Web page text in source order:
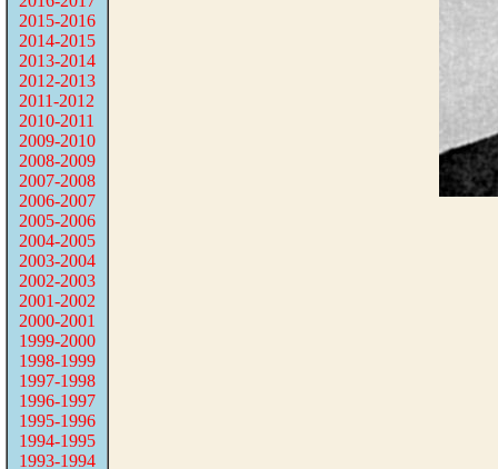
2015-2016
2014-2015
2013-2014
2012-2013
2011-2012
2010-2011
2009-2010
2008-2009
2007-2008
2006-2007
2005-2006
2004-2005
2003-2004
2002-2003
2001-2002
2000-2001
1999-2000
1998-1999
1997-1998
1996-1997
1995-1996
1994-1995
1993-1994